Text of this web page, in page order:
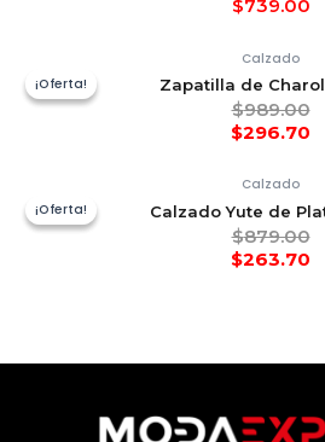
$739.00
¡Oferta!
¡Oferta!
Calzado
Zapatilla de
$989.00
$296.70
¡Oferta!
¡Oferta!
Calzado
Calzado Yute de
$879.00
$263.70